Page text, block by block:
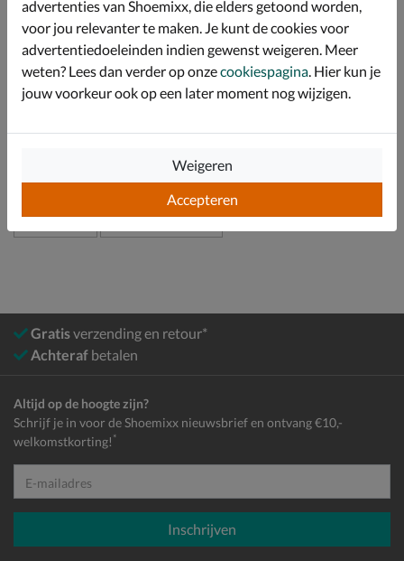
zorgen er voor dat je de hele dag comfortabel rond
loopt.
Specificaties
Over Birkenstock
Schoenen Instapschoenen
Gratisverzending en retour*
Achteraf betalen
Altijd op de hoogte zijn?
Schrijf je in voor de Shoemixx nieuwsbrief en ontvang €10,-
welkomstkorting! *
E-mailadres
Inschrijven
advertenties van Shoemixx, die elders getoond worden,
voor jou relevanter te maken. Je kunt de cookies voor
advertentiedoeleinden indien gewenst weigeren. Meer
weten? Lees dan verder op onzecookiespagina . Hier kun je
jouw voorkeur ook op een later moment nog wijzigen.
Accepteren
Weigeren